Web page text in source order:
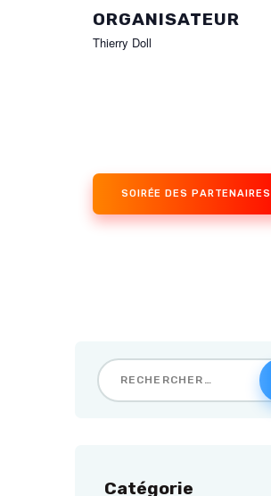
ORGANISATEUR
Thierry Doll
SOIRÉE DES PARTENAIRES
Catégorie